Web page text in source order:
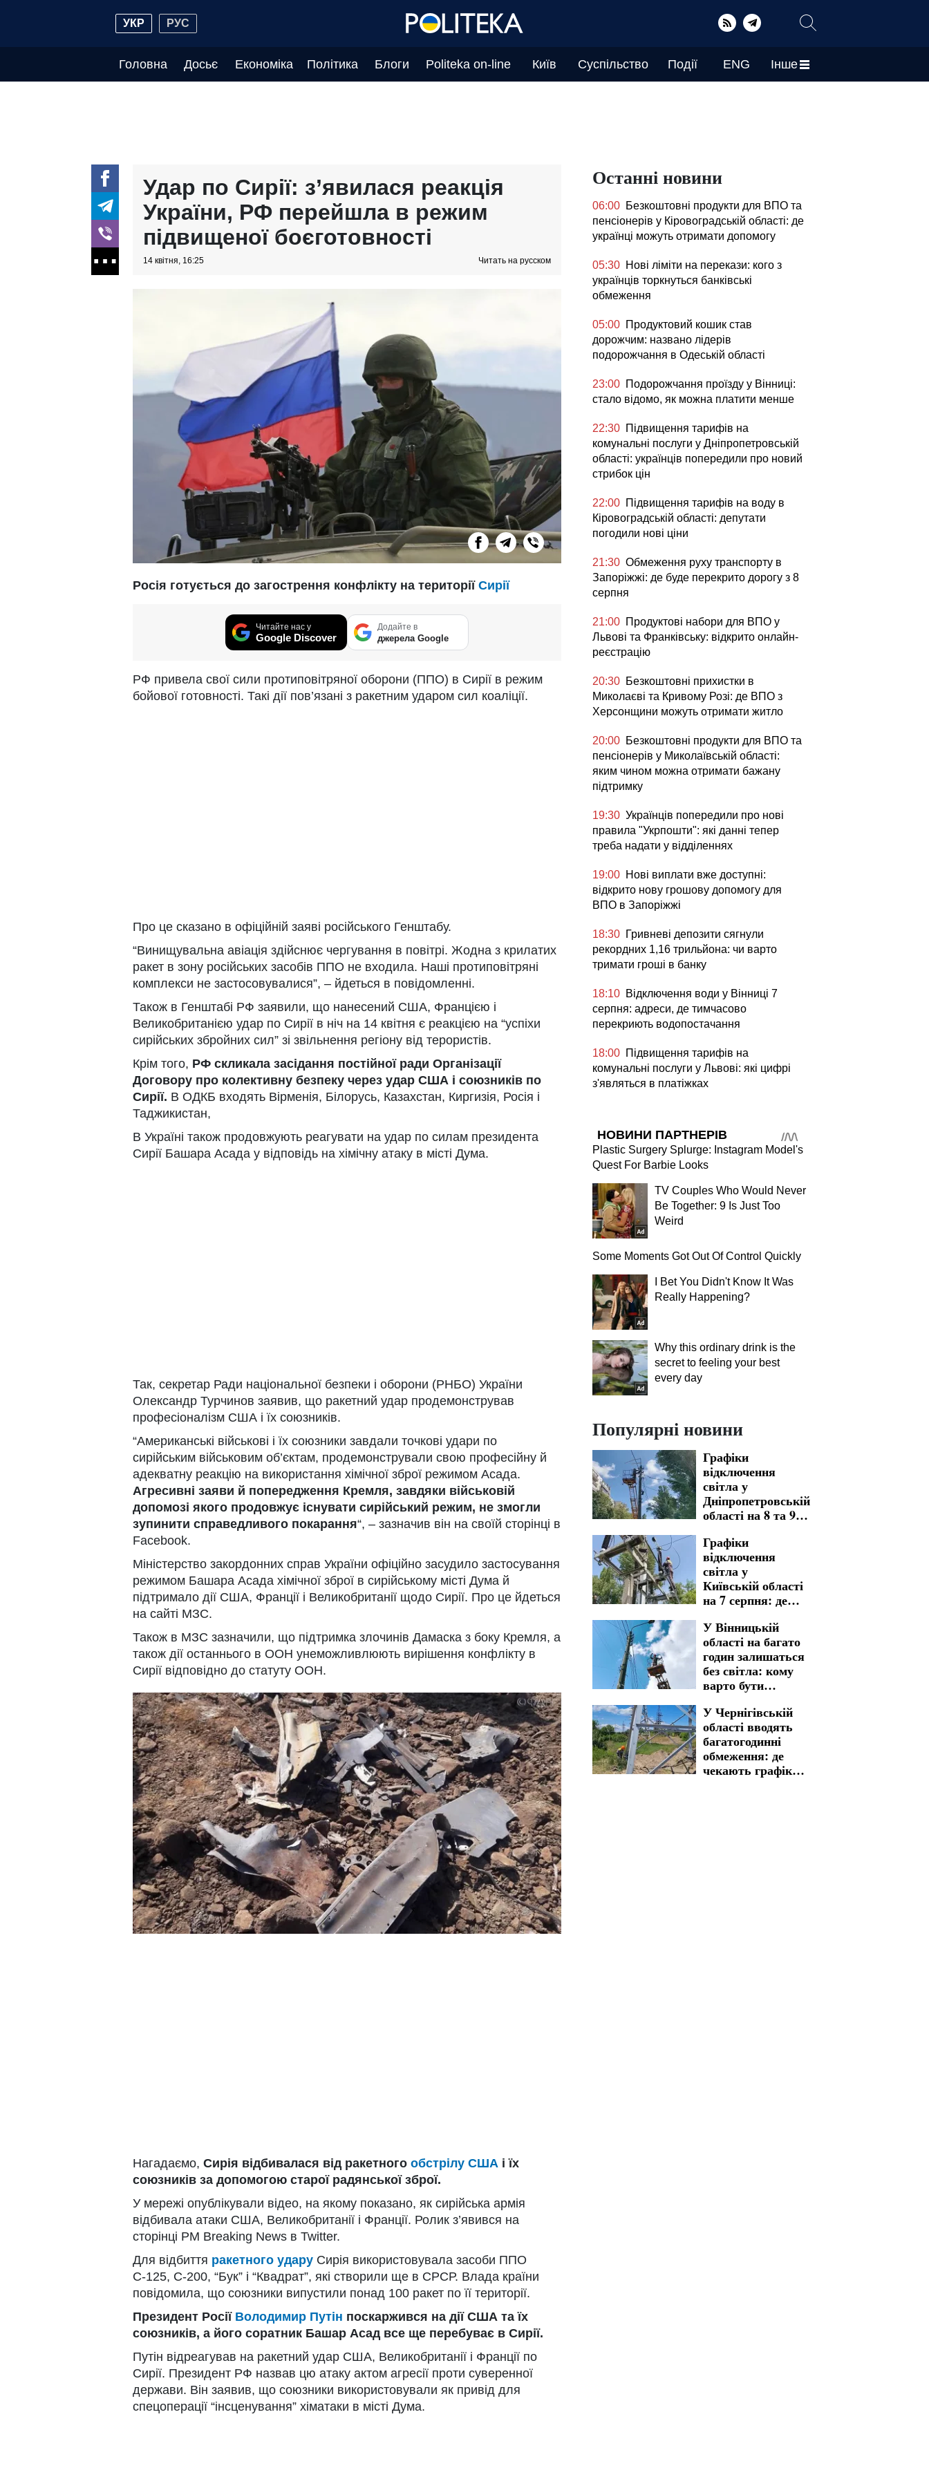
УКР РУС
Головна Досьє Економіка Політика Блоги Politeka on-line Київ Суспільство Події ENG Інше
Удар по Сирії: з’явилася реакція
України, РФ перейшла в режим
підвищеної боєготовності
14 квітня, 16:25 Читать на русском
Росія готується до загострення конфлікту на території Сирії
Читайте нас у
Google Discover
Додайте в
джерела Google
РФ привела свої сили протиповітряної оборони (ППО) в Сирії в режим
бойової готовності. Такі дії пов’язані з ракетним ударом сил коаліції.
Про це сказано в офіційній заяві російського Генштабу.
“Винищувальна авіація здійснює чергування в повітрі. Жодна з крилатих
ракет в зону російських засобів ППО не входила. Наші протиповітряні
комплекси не застосовувалися”, – йдеться в повідомленні.
Також в Генштабі РФ заявили, що нанесений США, Францією і
Великобританією удар по Сирії в ніч на 14 квітня є реакцією на “успіхи
сирійських збройних сил” зі звільнення регіону від терористів.
Крім того, РФ скликала засідання постійної ради Організації
Договору про колективну безпеку через удар США і союзників по
Сирії. В ОДКБ входять Вірменія, Білорусь, Казахстан, Киргизія, Росія і
Таджикистан,
В Україні також продовжують реагувати на удар по силам президента
Сирії Башара Асада у відповідь на хімічну атаку в місті Дума.
Так, секретар Ради національної безпеки і оборони (РНБО) України
Олександр Турчинов заявив, що ракетний удар продемонстрував
професіоналізм США і їх союзників.
“Американські військові і їх союзники завдали точкові удари по
сирійським військовим об’єктам, продемонстрували свою професійну й
адекватну реакцію на використання хімічної зброї режимом Асада.
Агресивні заяви й попередження Кремля, завдяки військовій
допомозі якого продовжує існувати сирійський режим, не змогли
зупинити справедливого покарання“, – зазначив він на своїй сторінці в
Facebook.
Міністерство закордонних справ України офіційно засудило застосування
режимом Башара Асада хімічної зброї в сирійському місті Дума й
підтримало дії США, Франції і Великобританії щодо Сирії. Про це йдеться
на сайті МЗС.
Також в МЗС зазначили, що підтримка злочинів Дамаска з боку Кремля, а
також дії останнього в ООН унеможливлюють вирішення конфлікту в
Сирії відповідно до статуту ООН.
Нагадаємо, Сирія відбивалася від ракетного обстрілу США і їх
союзників за допомогою старої радянської зброї.
У мережі опублікували відео, на якому показано, як сирійська армія
відбивала атаки США, Великобританії і Франції. Ролик з’явився на
сторінці PM Breaking News в Twitter.
Для відбиття ракетного удару Сирія використовувала засоби ППО
С-125, С-200, “Бук” і “Квадрат”, які створили ще в СРСР. Влада країни
повідомила, що союзники випустили понад 100 ракет по її території.
Президент Росії Володимир Путін поскаржився на дії США та їх
союзників, а його соратник Башар Асад все ще перебуває в Сирії.
Путін відреагував на ракетний удар США, Великобританії і Франції по
Сирії. Президент РФ назвав цю атаку актом агресії проти суверенної
держави. Він заявив, що союзники використовували як привід для
спецоперації “інсценування” хіматаки в місті Дума.
Останні новини
06:00 Безкоштовні продукти для ВПО та
пенсіонерів у Кіровоградській області: де
українці можуть отримати допомогу
05:30 Нові ліміти на перекази: кого з
українців торкнуться банківські
обмеження
05:00 Продуктовий кошик став
дорожчим: названо лідерів
подорожчання в Одеській області
23:00 Подорожчання проїзду у Вінниці:
стало відомо, як можна платити менше
22:30 Підвищення тарифів на
комунальні послуги у Дніпропетровській
області: українців попередили про новий
стрибок цін
22:00 Підвищення тарифів на воду в
Кіровоградській області: депутати
погодили нові ціни
21:30 Обмеження руху транспорту в
Запоріжжі: де буде перекрито дорогу з 8
серпня
21:00 Продуктові набори для ВПО у
Львові та Франківську: відкрито онлайн-
реєстрацію
20:30 Безкоштовні прихистки в
Миколаєві та Кривому Розі: де ВПО з
Херсонщини можуть отримати житло
20:00 Безкоштовні продукти для ВПО та
пенсіонерів у Миколаївській області:
яким чином можна отримати бажану
підтримку
19:30 Українців попередили про нові
правила "Укрпошти": які данні тепер
треба надати у відділеннях
19:00 Нові виплати вже доступні:
відкрито нову грошову допомогу для
ВПО в Запоріжжі
18:30 Гривневі депозити сягнули
рекордних 1,16 трильйона: чи варто
тримати гроші в банку
18:10 Відключення води у Вінниці 7
серпня: адреси, де тимчасово
перекриють водопостачання
18:00 Підвищення тарифів на
комунальні послуги у Львові: які цифрі
з'являться в платіжках
НОВИНИ ПАРТНЕРІВ
Plastic Surgery Splurge: Instagram Model's
Quest For Barbie Looks
TV Couples Who Would Never
Be Together: 9 Is Just Too
Weird
Some Moments Got Out Of Control Quickly
I Bet You Didn't Know It Was
Really Happening?
Why this ordinary drink is the
secret to feeling your best
every day
Популярні новини
Графіки
відключення
світла у
Дніпропетровській
області на 8 та 9
доведеться
зустріти вихідні
без електрики
Графіки
відключення
світла у
Київській області
на 7 серпня: де
готовими до
тривалих
незручностей
У Вінницькій
області на багато
годин залишаться
без світла: кому
варто бути
графіків
відключення на 7
серпня
У Чернігівській
області вводять
багатогодинні
обмеження: де
чекають графіки